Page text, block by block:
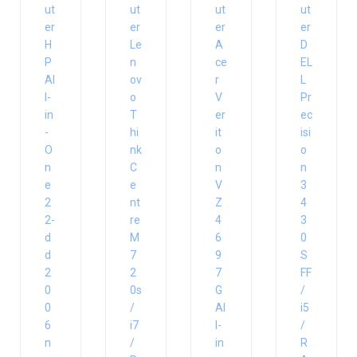
ut
er
H
P
Al
l-
in
-
O
n
e
2
2-
d
d
2
0
0
6
n
ut
er
Le
n
ov
o
T
hi
nk
C
e
nt
re
M
7
2
0s
/
i7
/
ut
er
A
ce
r
V
er
it
o
n
V
Z
4
6
9
7
G
Al
l-
in
ut
er
D
EL
L
Pr
ec
isi
o
n
3
4
3
0
S
FF
/
i5
/
R